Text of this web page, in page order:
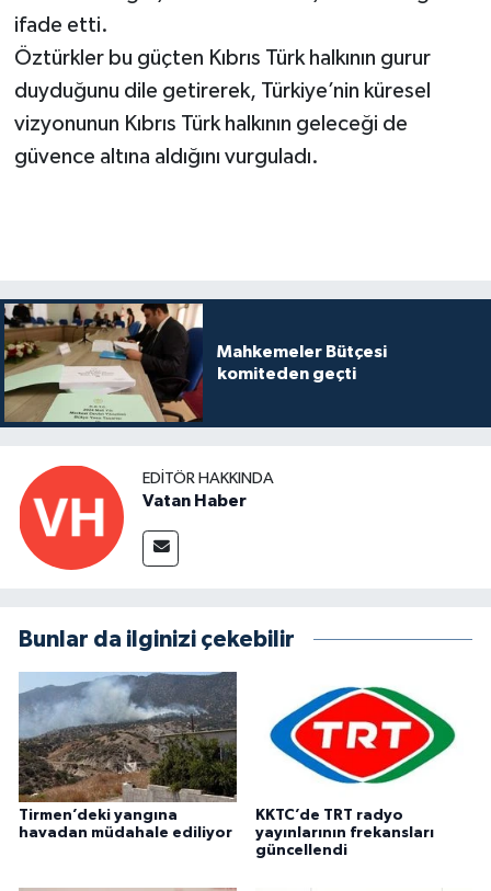
ifade etti.
Öztürkler bu güçten Kıbrıs Türk halkının gurur
duyduğunu dile getirerek, Türkiye’nin küresel
vizyonunun Kıbrıs Türk halkının geleceği de
güvence altına aldığını vurguladı.
Mahkemeler Bütçesi
komiteden geçti
EDITÖR HAKKINDA
Vatan Haber
Bunlar da ilginizi çekebilir
Tirmen’deki yangına
havadan müdahale ediliyor
KKTC’de TRT radyo
yayınlarının frekansları
güncellendi